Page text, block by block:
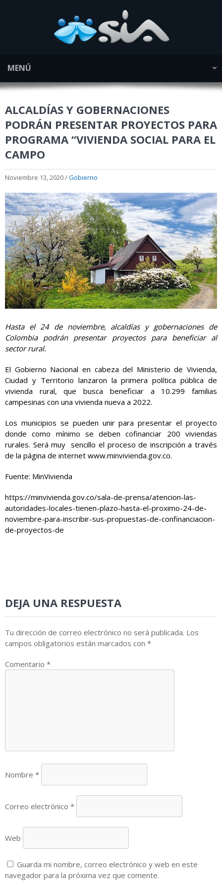
MENÚ
ALCALDÍAS Y GOBERNACIONES
PODRÁN PRESENTAR PROYECTOS PARA
PROGRAMA “VIVIENDA SOCIAL PARA EL
CAMPO
Noviembre 13, 2020 /Gobierno
Hasta el 24 de noviembre, alcaldías y gobernaciones de
Colombia podrán presentar proyectos para beneficiar al
sector rural.
El Gobierno Nacional en cabeza del Ministerio de Vivienda,
Ciudad y Territorio lanzaron la primera política pública de
vivienda rural, que busca beneficiar a 10.299 familias
campesinas con una vivienda nueva a 2022.
Los municipios se pueden unir para presentar el proyecto
donde como mínimo se deben cofinanciar 200 viviendas
rurales. Será muy sencillo el proceso de inscripción a través
de la página de internet www.minvivienda.gov.co.
Fuente: MinVivienda
https://minvivienda.gov.co/sala-de-prensa/atencion-las-
autoridades-locales-tienen-plazo-hasta-el-proximo-24-de-
noviembre-para-inscribir-sus-propuestas-de-confinanciacion-
de-proyectos-de
DEJA UNA RESPUESTA
Tu dirección de correo electrónico no será publicada. Los
campos obligatorios están marcados con *
Comentario *
Nombre *
Correo electrónico *
Web
Guarda mi nombre, correo electrónico y web en este
navegador para la próxima vez que comente.